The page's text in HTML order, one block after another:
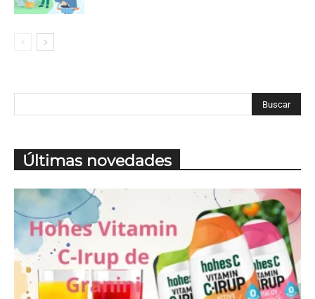
Últimas novedades